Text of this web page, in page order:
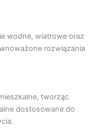
wodne, wiatrowe oraz
rozwiązania
tworząc
dostosowane do